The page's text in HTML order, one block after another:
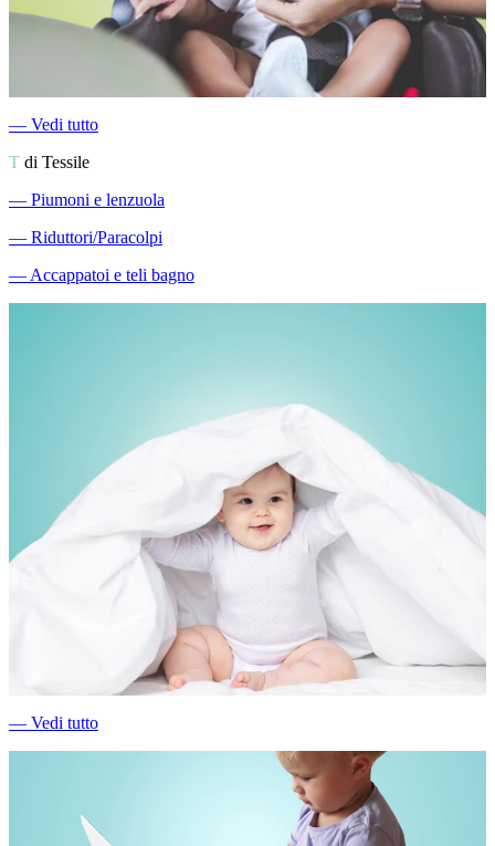
― Vedi tutto
T di Tessile
― Piumoni e lenzuola
― Riduttori/Paracolpi
―Accappatoi e teli bagno
― Vedi tutto